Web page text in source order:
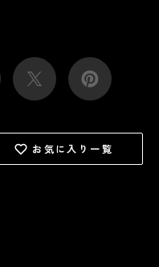
お気に入り一覧